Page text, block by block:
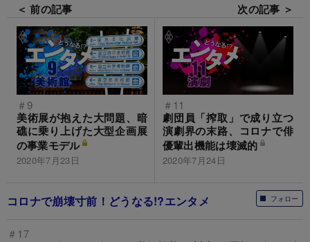
＜ 前の記事
＃9
美術展が抱えた大問題、暗
礁に乗り上げた大型企画展
の事業モデル
2020年7月23日
次の記事 ＞
＃11
劇団員「搾取」で成り立つ
演劇界の末路、コロナで俳
優輩出機能は壊滅的
2020年7月24日
フォロー
コロナで崩壊寸前！どうなる!?エンタメ
＃17